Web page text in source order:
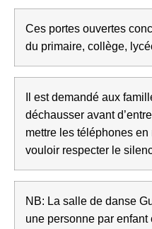
Ces portes ouvertes
du primaire, collège,
Il est demandé aux
déchausser avant
mettre les téléphones
vouloir respecter le
NB: La salle de danse
une personne par